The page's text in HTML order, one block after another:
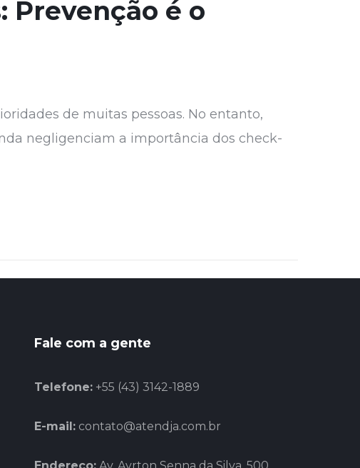
Prevenção é o
de muitas pessoas. No entanto,
negligenciam a importância dos check-
Fale com a gente
Telefone:+55 (43) 3142-1889
E-mail: contato@atendja.com.br